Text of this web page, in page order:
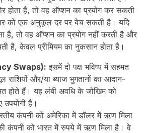
होता है, तो वह ऑप्शन का प्रयोग कर सकती
को एक अनुकूल दर पर बेच सकती है। यदि
है, तो वह ऑप्शन का प्रयोग नहीं करती है और
है, केवल प्रीमियम का नुकसान होता है।
Swaps): इसमें दो पक्ष भविष्य में सहमत
राशियों और/या ब्याज भुगतानों का आदान-
होते हैं। यह लंबी अवधि के जोखिम को
है।
कंपनी को अमेरिका में डॉलर में ऋण मिला
कंपनी को भारत में रुपये में ऋण मिला है। वे